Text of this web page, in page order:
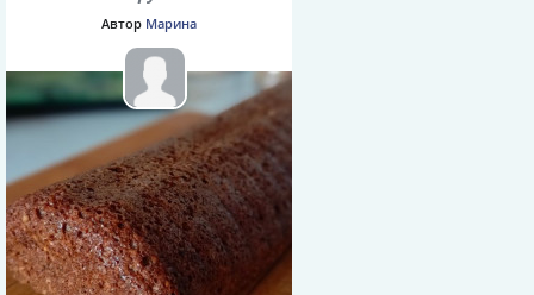
Автор Марина